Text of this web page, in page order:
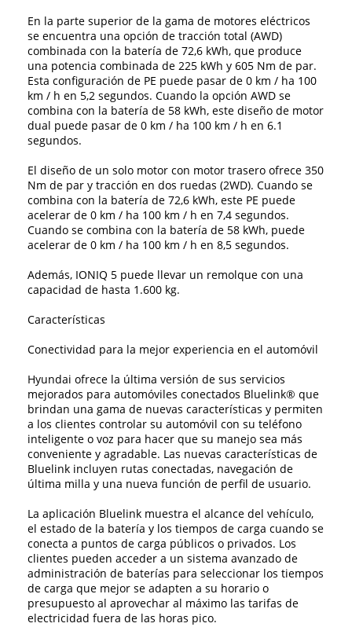
En la parte superior de la gama de motores eléctricos
se encuentra una opción de tracción total (AWD)
combinada con la batería de 72,6 kWh, que produce
una potencia combinada de 225 kWh y 605 Nm de par.
Esta configuración de PE puede pasar de 0 km / ha 100
km / h en 5,2 segundos. Cuando la opción AWD se
combina con la batería de 58 kWh, este diseño de motor
dual puede pasar de 0 km / ha 100 km / h en 6.1
segundos.
El diseño de un solo motor con motor trasero ofrece 350
Nm de par y tracción en dos ruedas (2WD). Cuando se
combina con la batería de 72,6 kWh, este PE puede
acelerar de 0 km / ha 100 km / h en 7,4 segundos.
Cuando se combina con la batería de 58 kWh, puede
acelerar de 0 km / ha 100 km / h en 8,5 segundos.
Además, IONIQ 5 puede llevar un remolque con una
capacidad de hasta 1.600 kg.
Características
Conectividad para la mejor experiencia en el automóvil
Hyundai ofrece la última versión de sus servicios
mejorados para automóviles conectados Bluelink® que
brindan una gama de nuevas características y permiten
a los clientes controlar su automóvil con su teléfono
inteligente o voz para hacer que su manejo sea más
conveniente y agradable. Las nuevas características de
Bluelink incluyen rutas conectadas, navegación de
última milla y una nueva función de perfil de usuario.
La aplicación Bluelink muestra el alcance del vehículo,
el estado de la batería y los tiempos de carga cuando se
conecta a puntos de carga públicos o privados. Los
clientes pueden acceder a un sistema avanzado de
administración de baterías para seleccionar los tiempos
de carga que mejor se adapten a su horario o
presupuesto al aprovechar al máximo las tarifas de
electricidad fuera de las horas pico.